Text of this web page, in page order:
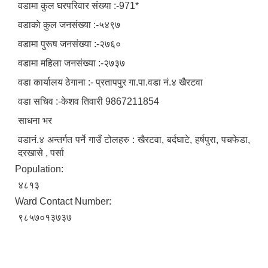
वडामा कुल घरपरिवार संख्या :-971*
वडाकाे कुल जनसंख्या :-५४९७
वडामा पुरूष जनसंख्या :-२७६०
वडामा महिला जनसंख्या :-२७३७
वडा कार्यालय ठेगाना :- प्रतापपुर गा.पा.वडा नं.४ खैरटवा
वडा सचिव :-केशव तिवारी 9867211854
साधना भर
वडानं.४ अन्तर्गत पर्ने गाउँ टोलहरु : खैरटवा, बर्दघाटे, हर्षपुरा, पचफेडा,
दरखासे , पर्सा
Population:
४८१३
Ward Contact Number:
९८५७०१३७३७